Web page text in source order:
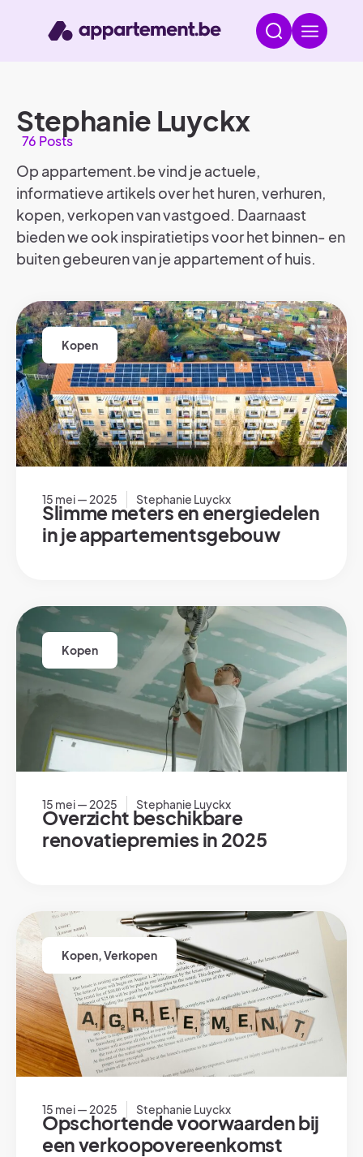
Stephanie Luyckx
76 Posts
Op appartement.be vind je actuele,
informatieve artikels over het huren, verhuren,
kopen, verkopen van vastgoed. Daarnaast
bieden we ook inspiratietips voor het binnen- en
buiten gebeuren van je appartement of huis.
Kopen
15 mei — 2025 Stephanie Luyckx
Slimme meters en energiedelen
in je appartementsgebouw
Kopen
15 mei — 2025 Stephanie Luyckx
Overzicht beschikbare
renovatiepremies in 2025
Kopen,Verkopen
15 mei — 2025 Stephanie Luyckx
Opschortende voorwaarden bij
een verkoopovereenkomst